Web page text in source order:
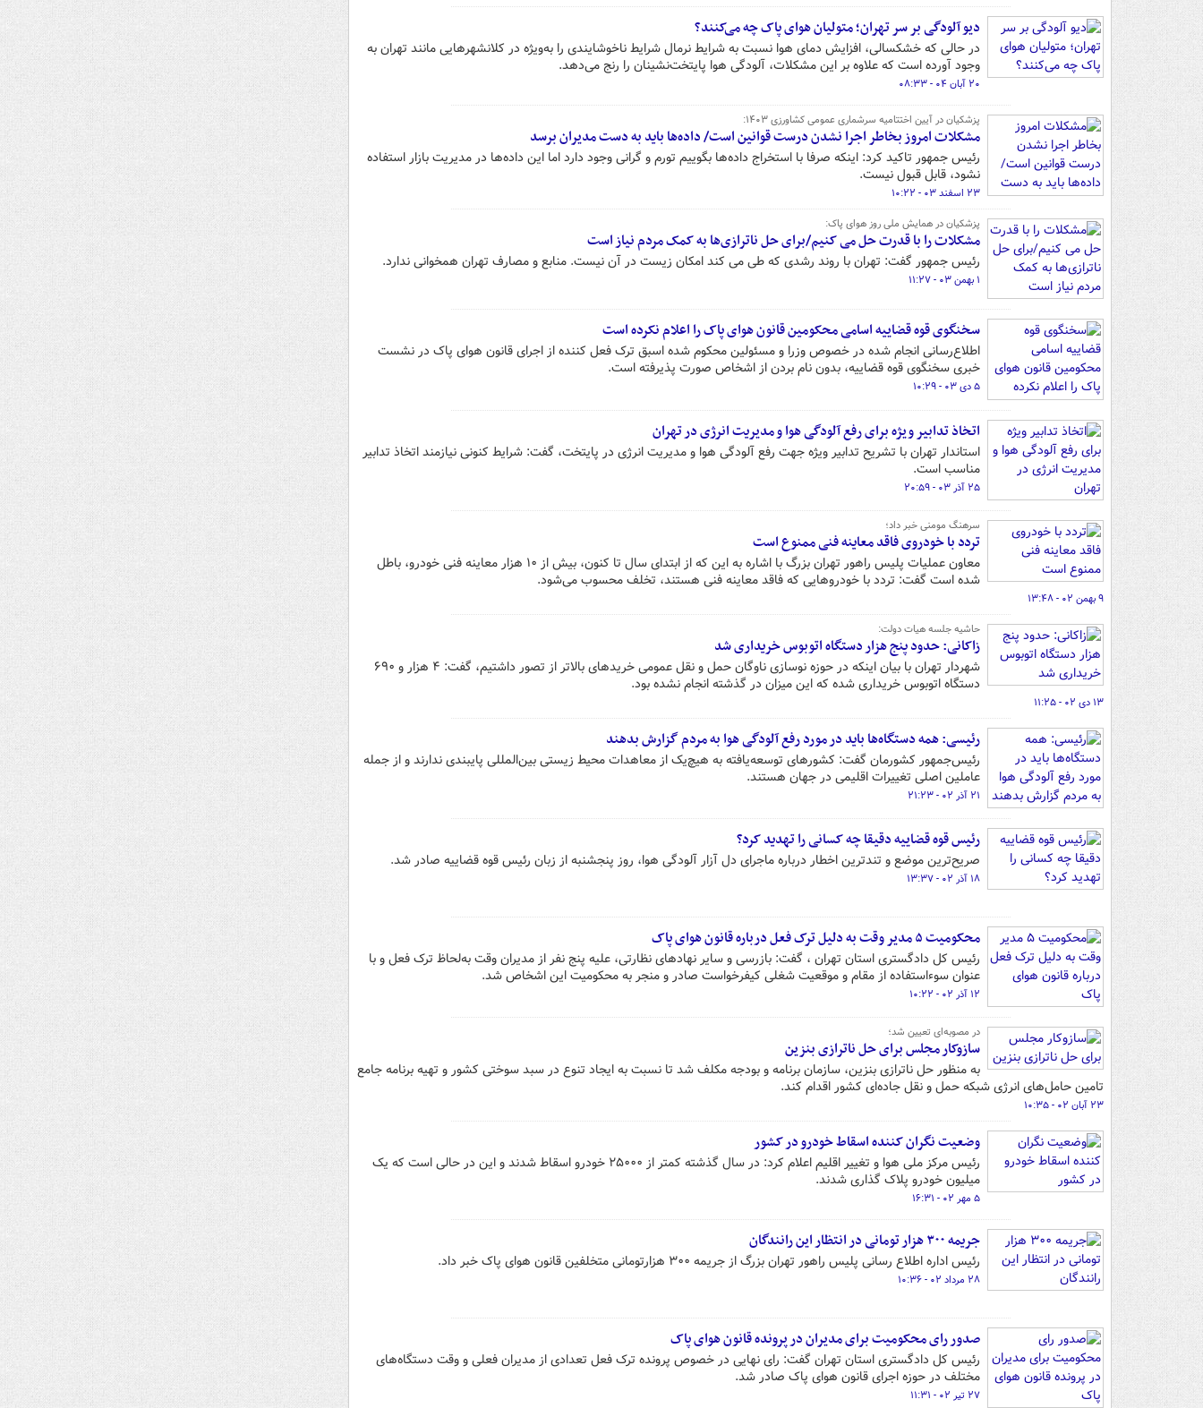
دیو آلودگی بر سر تهران؛ متولیان هوای پاک چه می‌کنند؟
در حالی که خشکسالی، افزایش دمای هوا نسبت به شرایط نرمال شرایط ناخوشایندی را به‌ویژه در کلانشهرهایی مانند تهران به
وجود آورده است که علاوه بر این مشکلات، آلودگی هوا پایتخت‌نشینان را رنج می‌دهد.
۲۰ آبان ۰۴ - ۰۸:۳۳
پزشکیان در آیین اختتامیه سرشماری عمومی کشاورزی ۱۴۰۳:
مشکلات امروز بخاطر اجرا نشدن درست قوانین است/ داده‌ها باید به دست مدیران برسد
رئیس جمهور تاکید کرد: اینکه صرفا با استخراج داده‌ها بگوییم تورم و گرانی وجود دارد اما این داده‌ها در مدیریت بازار استفاده
نشود، قابل قبول نیست.
۲۳ اسفند ۰۳ - ۱۰:۲۲
پزشکیان در همایش ملی روز هوای پاک:
مشکلات را با قدرت حل می کنیم/برای حل ناترازی‌ها به کمک مردم نیاز است
رئیس جمهور گفت: تهران با روند رشدی که طی می کند امکان زیست در آن نیست. منابع و مصارف تهران همخوانی ندارد.
۱ بهمن ۰۳ - ۱۱:۲۷
سخنگوی قوه قضاییه اسامی محکومین قانون هوای پاک را اعلام نکرده است
اطلاع‌رسانی انجام شده در خصوص وزرا و مسئولین محکوم شده اسبق ترک فعل کننده از اجرای قانون هوای پاک در نشست
خبری سخنگوی قوه قضاییه، بدون نام بردن از اشخاص صورت پذیرفته است.
۵ دی ۰۳ - ۱۰:۲۹
اتخاذ تدابیر ویژه برای رفع آلودگی هوا و مدیریت انرژی در تهران
استاندار تهران با تشریح تدابیر ویژه جهت رفع آلودگی هوا و مدیریت انرژی در پایتخت، گفت: شرایط کنونی نیازمند اتخاذ تدابیر
مناسب است.
۲۵ آذر ۰۳ - ۲۰:۵۹
سرهنگ مومنی خبر داد؛
تردد با خودروی فاقد معاینه فنی ممنوع است
معاون عملیات پلیس راهور تهران بزرگ با اشاره به این که از ابتدای سال تا کنون، بیش از ۱۰ هزار معاینه فنی خودرو، باطل
شده است گفت: تردد با خودروهایی که فاقد معاینه فنی هستند، تخلف محسوب می‌شود.
۹ بهمن ۰۲ - ۱۳:۴۸
حاشیه جلسه هیات دولت:
زاکانی: حدود پنج هزار دستگاه اتوبوس خریداری شد
شهردار تهران با بیان اینکه در حوزه نوسازی ناوگان حمل و نقل عمومی خریدهای بالاتر از تصور داشتیم، گفت: ۴ هزار و ۶۹۰
دستگاه اتوبوس خریداری شده که این میزان در گذشته انجام نشده بود.
۱۳ دی ۰۲ - ۱۱:۲۵
رئیسی: همه دستگاه‌ها باید در مورد رفع آلودگی هوا به مردم گزارش بدهند
رئیس‌جمهور کشورمان گفت: کشورهای توسعه‌یافته به هیچ‌یک از معاهدات محیط زیستی بین‌المللی پایبندی ندارند و از جمله
عاملین اصلی تغییرات اقلیمی در جهان هستند.
۲۱ آذر ۰۲ - ۲۱:۲۳
رئیس قوه قضاییه دقیقا چه کسانی را تهدید کرد؟
صریح‌ترین موضع و تندترین اخطار درباره ماجرای دل آزار آلودگی هوا، روز پنجشنبه از زبان رئیس قوه قضاییه صادر شد.
۱۸ آذر ۰۲ - ۱۳:۳۷
محکومیت ۵ مدیر وقت به دلیل ترک فعل درباره قانون هوای پاک
رئیس کل دادگستری استان تهران ، گفت: بازرسی و سایر نهادهای نظارتی، علیه پنج نفر از مدیران وقت به‌لحاظ ترک فعل و با
عنوان سوءاستفاده از مقام و موقعیت شغلی کیفرخواست صادر و منجر به محکومیت این اشخاص شد.
۱۲ آذر ۰۲ - ۱۰:۲۲
در مصوبه‌ای تعیین شد؛
سازوکار مجلس برای حل ناترازی بنزین
به منظور حل ناترازی بنزین، سازمان برنامه و بودجه مکلف شد تا نسبت به ایجاد تنوع در سبد سوختی کشور و تهیه برنامه جامع
تامین حامل‌های انرژی شبکه حمل و نقل جاده‌ای کشور اقدام کند.
۲۳ آبان ۰۲ - ۱۰:۳۵
وضعیت نگران‌ کننده اسقاط خودرو در کشور
رئیس مرکز ملی هوا و تغییر اقلیم اعلام کرد: در سال گذشته کمتر از ۲۵۰۰۰ خودرو اسقاط شدند و این در حالی است که یک
میلیون خودرو پلاک گذاری شدند.
۵ مهر ۰۲ - ۱۶:۳۱
جریمه ۳۰۰ هزار تومانی در انتظار این رانندگان
رئیس اداره اطلاع رسانی پلیس راهور تهران بزرگ از جریمه ۳۰۰ هزارتومانی متخلفین قانون هوای پاک خبر داد.
۲۸ مرداد ۰۲ - ۱۰:۳۶
صدور رای محکومیت برای مدیران در پرونده قانون هوای پاک
رئیس کل دادگستری استان تهران گفت: رای نهایی در خصوص پرونده ترک فعل تعدادی از مدیران فعلی و وقت دستگاه‌های
مختلف در حوزه اجرای قانون هوای پاک صادر شد.
۲۷ تیر ۰۲ - ۱۱:۳۱